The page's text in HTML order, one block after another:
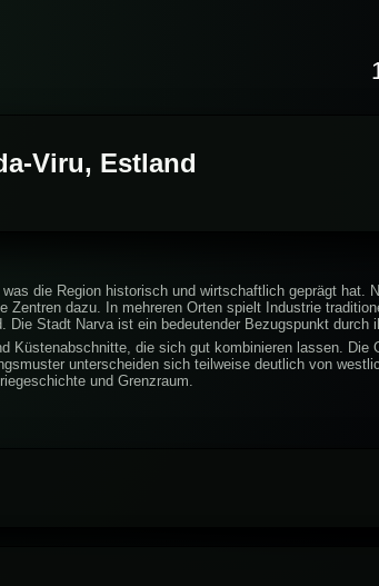
Viru, Estland
die Region historisch und wirtschaftlich geprägt hat.
dazu. In mehreren Orten spielt Industrie
Stadt Narva ist ein bedeutender Bezugspunkt durch
Küstenabschnitte, die sich gut kombinieren lassen. Die
unterscheiden sich teilweise deutlich von
und Grenzraum.